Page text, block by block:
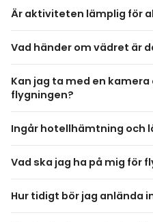
Fe-kaminer
Uçhisar-slottet
flygtrafikförhållanden.
bekräftas vid bokning.
Är aktiviteten lämplig för
Vad händer om vädret är
osäkra kan flygningen bli
I sådana fall erbjuds
Kan jag ta med en
flygningen?
Ingår hotellhämtning och
Vad ska jag ha på mig för
Hur tidigt bör jag anlända